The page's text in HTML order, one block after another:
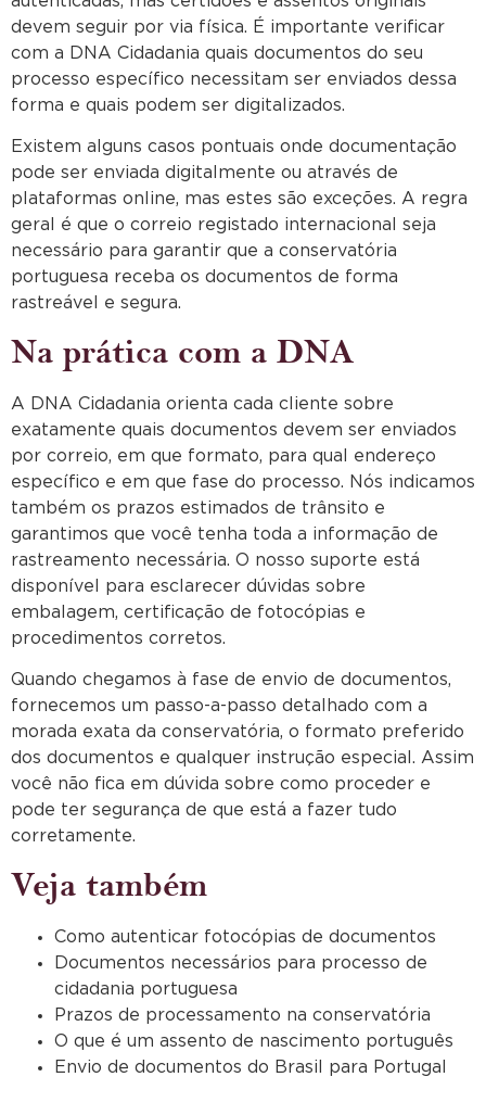
devem seguir por via física. É importante verificar
com a DNA Cidadania quais documentos do seu
processo específico necessitam ser enviados dessa
forma e quais podem ser digitalizados.
Existem alguns casos pontuais onde documentação
pode ser enviada digitalmente ou através de
plataformas online, mas estes são exceções. A regra
geral é que o correio registado internacional seja
necessário para garantir que a conservatória
portuguesa receba os documentos de forma
rastreável e segura.
Na prática com a DNA
A DNA Cidadania orienta cada cliente sobre
exatamente quais documentos devem ser enviados
por correio, em que formato, para qual endereço
específico e em que fase do processo. Nós indicamos
também os prazos estimados de trânsito e
garantimos que você tenha toda a informação de
rastreamento necessária. O nosso suporte está
disponível para esclarecer dúvidas sobre
embalagem, certificação de fotocópias e
procedimentos corretos.
Quando chegamos à fase de envio de documentos,
fornecemos um passo-a-passo detalhado com a
morada exata da conservatória, o formato preferido
dos documentos e qualquer instrução especial. Assim
você não fica em dúvida sobre como proceder e
pode ter segurança de que está a fazer tudo
corretamente.
Veja também
Como autenticar fotocópias de documentos
Documentos necessários para processo de
cidadania portuguesa
Prazos de processamento na conservatória
O que é um assento de nascimento português
Envio de documentos do Brasil para Portugal